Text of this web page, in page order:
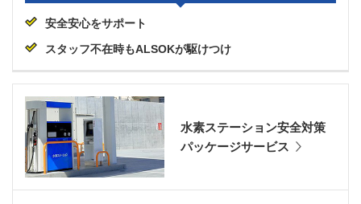
安全安心をサポート
スタッフ不在時もALSOKが駆けつけ
水素ステーション安全対策
パッケージサービス